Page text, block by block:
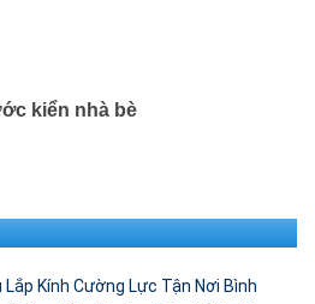
kiển nhà bè
Lắp Kính Cường Lực Tận Nơi Bình